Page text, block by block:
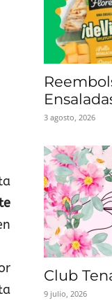
3 agosto, 2026
Club
9 julio, 2026